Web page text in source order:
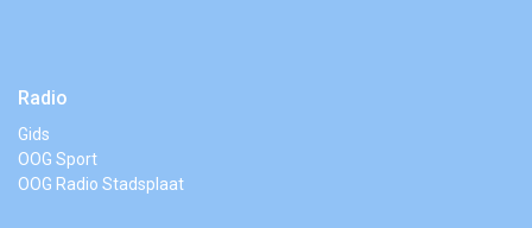
Radio
Gids
OOG Sport
OOG Radio Stadsplaat